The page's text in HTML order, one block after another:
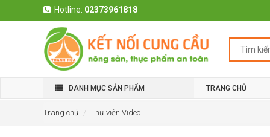
Hotline: 02373961818
DANH MỤC SẢN PHẨM TRANG CHỦ
Trang chủ Thư viện Video